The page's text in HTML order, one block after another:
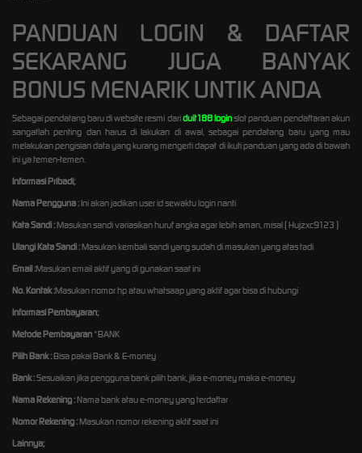
PANDUAN LOGIN & DAFTAR
SEKARANG JUGA BANYAK
BONUS MENARIK UNTIK ANDA
Sebagai pendatang baru di website resmi dariduit188 loginslot panduan pendaftaran akun
sangatlah penting dan harus di lakukan di awal, sebagai pendatang baru yang mau
melakukan pengisian data yang kurang mengerti dapat di ikuti panduan yang ada di bawah
ini ya temen-temen.
Informasi Pribadi;
Nama Pengguna :Ini akan jadikan user id sewaktu login nanti
Kata Sandi :Masukan sandi variasikan huruf angka agar lebih aman, misal ( Hujzxc9123 )
Ulangi Kata Sandi :Masukan kembali sandi yang sudah di masukan yang atas tadi
Email :Masukan email aktif yang di gunakan saat ini
No. Kontak :Masukan nomor hp atau whatsaap yang aktif agar bisa di hubungi
Informasi Pembayaran;
Metode Pembayaran *BANK
Pilih Bank :Bisa pakai Bank & E-money
Bank :Sesuaikan jika pengguna bank pilih bank, jika e-money maka e-money
Nama Rekening :Nama bank atau e-money yang terdaftar
Nomor Rekening :Masukan nomor rekening aktif saat ini
Lainnya;